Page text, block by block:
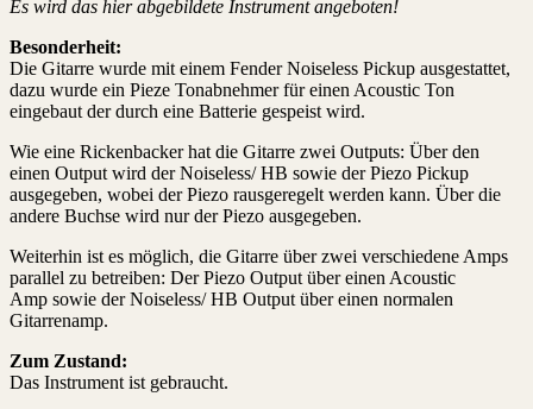
Es wird das hier abgebildete Instrument angeboten!
Besonderheit:
Die Gitarre wurde mit einem Fender Noiseless Pickup ausgestattet,
dazu wurde ein Pieze Tonabnehmer für einen Acoustic Ton
eingebaut der durch eine Batterie gespeist wird.
Wie eine Rickenbacker hat die Gitarre zwei Outputs: Über den
einen Output wird der Noiseless/ HB sowie der Piezo Pickup
ausgegeben, wobei der Piezo rausgeregelt werden kann. Über die
andere Buchse wird nur der Piezo ausgegeben.
Weiterhin ist es möglich, die Gitarre über zwei verschiedene Amps
parallel zu betreiben: Der Piezo Output über einen Acoustic
Amp sowie der Noiseless/ HB Output über einen normalen
Gitarrenamp.
Zum Zustand:
Das Instrument ist gebraucht.